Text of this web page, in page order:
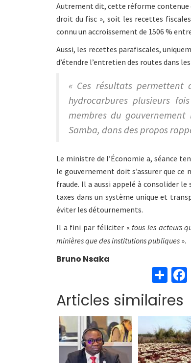
Autrement dit, cette réforme contenue
droit du fisc », soit les recettes
connu un accroissement de 1506 %
Aussi, les recettes parafiscales,
d’étendre l’entretien des routes dans
« Ces résultats permettent
hydrocarbures plusieurs
membres du
Samba, dans des propos
Le ministre de l’Économie a, séance
le gouvernement doit s’assurer que
fraude. Il a aussi appelé à consolider
taxes dans un système unique et
éviter les détournements.
Il a fini par féliciter « tous les acteurs
minières que des institutions publiques ».
Bruno Nsaka
S
h
ar
e
Articles similaires